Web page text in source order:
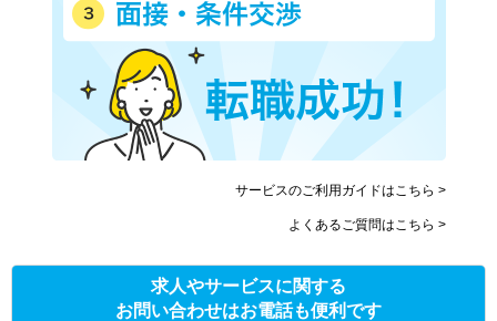
サービスのご利用ガイドはこちら >
よくあるご質問はこちら >
求人やサービスに関する
お問い合わせはお電話も便利です